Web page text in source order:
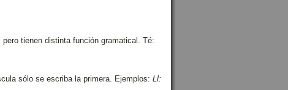
tienen distinta función gramatical. Té:
sólo se escriba la primera. Ejemplos: Ll: